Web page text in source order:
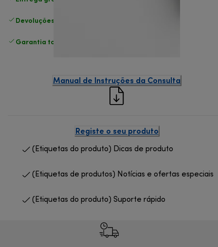
Devoluções gratuitas
Garantia total
Manual de Instruções da Consulta
Registe o seu produto
(Etiquetas do produto) Dicas de produto
(Etiquetas de produtos) Notícias e ofertas especiais
(Etiquetas do produto) Suporte rápido